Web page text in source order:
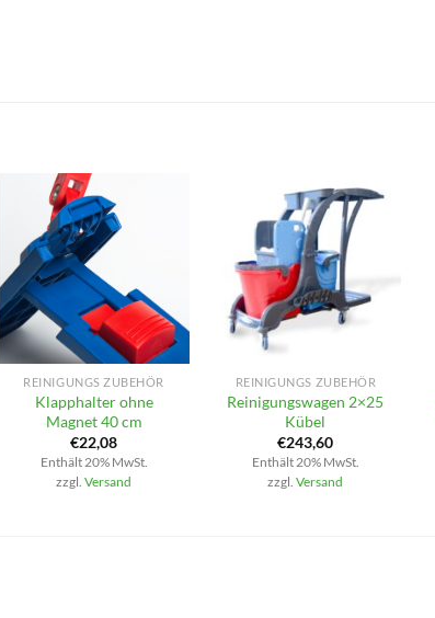
+
REINIGUNGS ZUBEHÖR
Klapphalter ohne
Magnet 40 cm
€22,08
Enthält 20% MwSt.
zzgl.Versand
REINIGUNGS ZUBEHÖR
Reinigungswagen 2×25
Kübel
€243,60
Enthält 20% MwSt.
zzgl.Versand